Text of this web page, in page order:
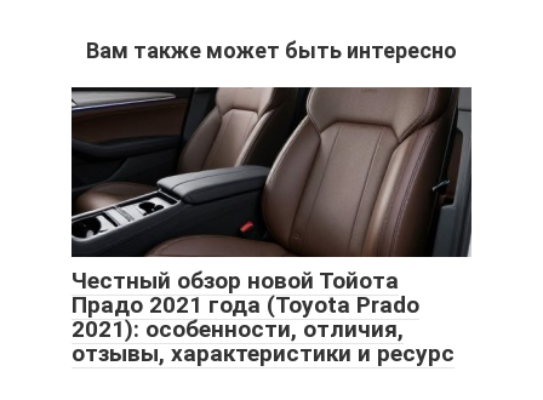
Вам также может быть интересно
Честный обзор новой Тойота
Прадо 2021 года (Toyota Prado
2021): особенности, отличия,
отзывы, характеристики и ресурс